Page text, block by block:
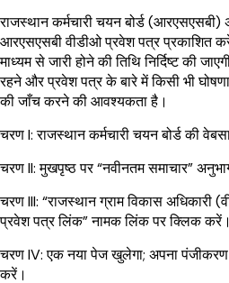
राजस्थान कर्मचारी चयन बोर्ड
आरएसएसबी वीडीओ प्रवेश पत्र प्रकाशित
माध्यम से जारी होने की तिथि निर्दिष्ट की
रहने और प्रवेश पत्र के बारे में किसी भी
की जाँच करने की आवश्यकता है।
चरण I: राजस्थान कर्मचारी चयन बोर्ड की
चरण II: मुखपृष्ठ पर “नवीनतम समाचार”
चरण III: “राजस्थान ग्राम विकास अधिकारी
प्रवेश पत्र लिंक” नामक लिंक पर क्लिक करें।
चरण IV: एक नया पेज खुलेगा; अपना पंजीकरण
करें।